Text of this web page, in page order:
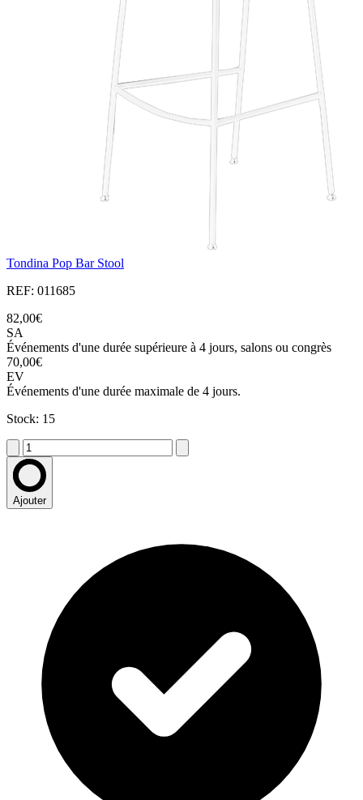
Tondina Pop Bar Stool
REF: 011685
82,00€
SA
Événements d'une durée supérieure à 4 jours, salons ou congrès
70,00€
EV
Événements d'une durée maximale de 4 jours.
Stock: 15
Ajouter